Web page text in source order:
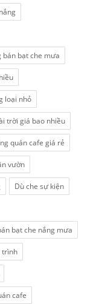
bán bạt che mưa
loại nhỏ
trời giá bao nhiều
quán cafe giá rẻ
vườn
Dù che sự kiện
bạt che nắng mưa
trình
cafe